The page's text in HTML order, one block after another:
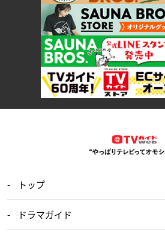
トップ
ドラマガイド